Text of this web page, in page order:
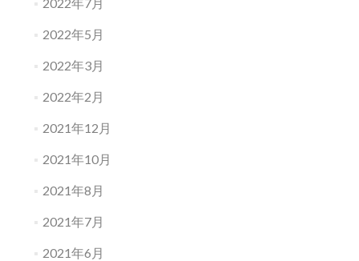
2022年5月
2022年3月
2022年2月
2021年12月
2021年10月
2021年8月
2021年7月
2021年6月